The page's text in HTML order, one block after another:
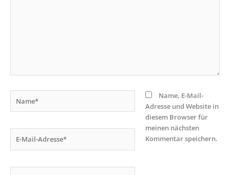
Mail-
Name, E-Mail-
Adresse und Website in
diesem Browser für
meinen nächsten
Kommentar speichern.